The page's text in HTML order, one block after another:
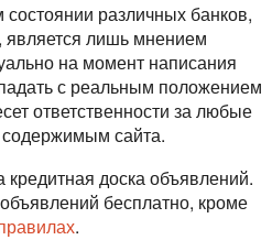
различных банков,
является лишь мнением
на момент написания
с реальным положением
ответственности за любые
сайта.
доска объявлений.
бесплатно, кроме
.